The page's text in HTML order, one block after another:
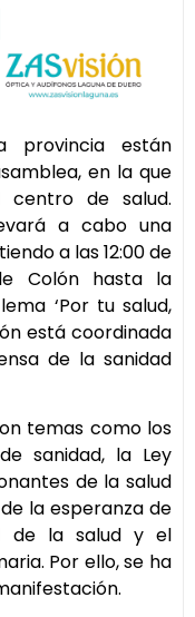
provincia están
en la que
centro de salud.
a cabo una
a las 12:00 de
Colón hasta la
‘Por tu salud,
está coordinada
de la sanidad
temas como los
sanidad, la Ley
de la salud
la esperanza de
de la salud y el
Por ello, se ha